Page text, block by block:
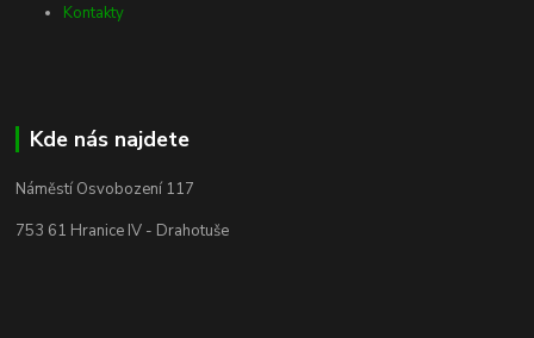
Kontakty
Kde nás najdete
Náměstí Osvobození 117
753 61 Hranice IV - Drahotuše